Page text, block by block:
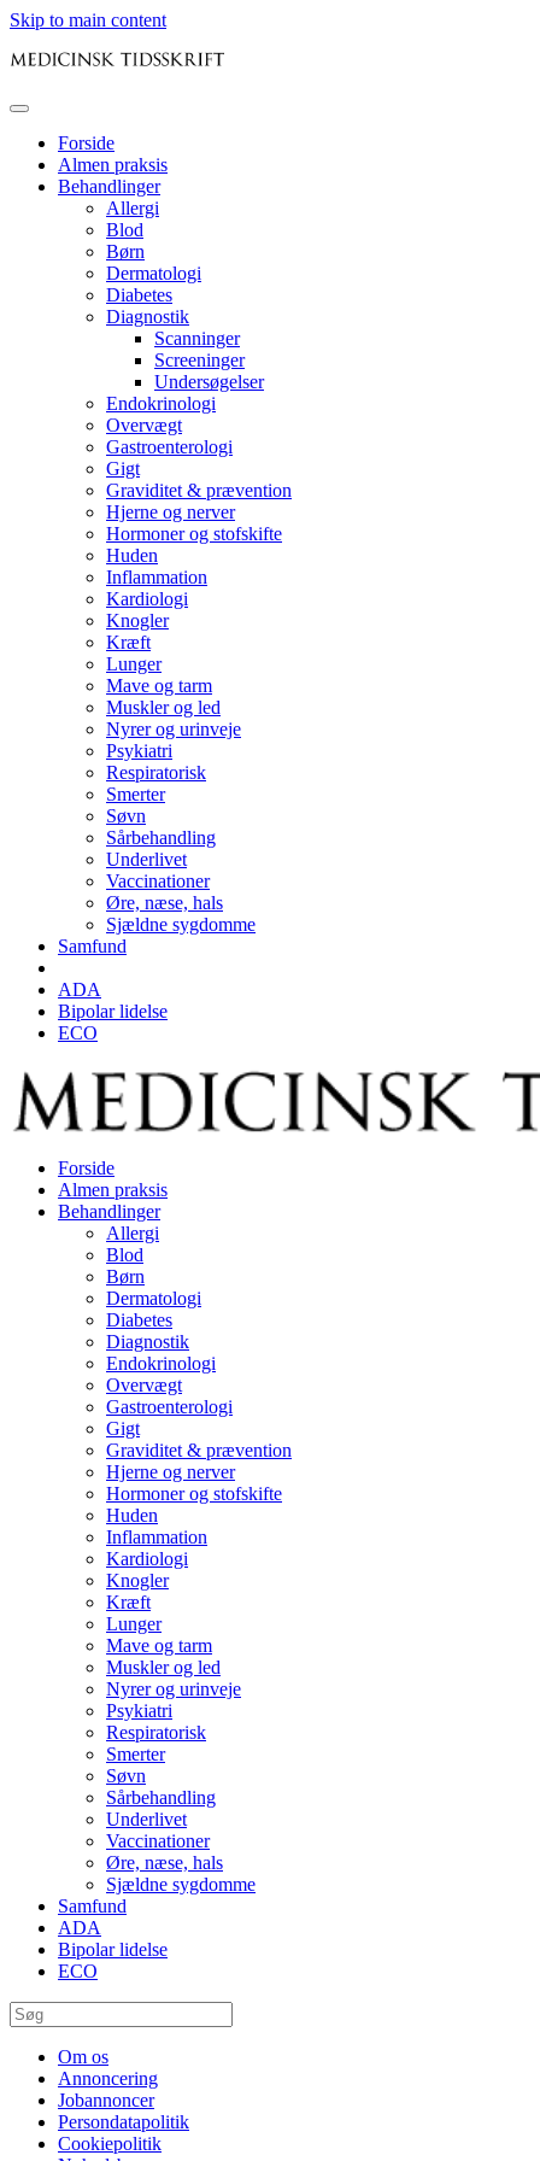
Skip to main content
Forside
Almen praksis
Behandlinger
Allergi
Blod
Børn
Dermatologi
Diabetes
Diagnostik
Scanninger
Screeninger
Undersøgelser
Endokrinologi
Overvægt
Gastroenterologi
Gigt
Graviditet & prævention
Hjerne og nerver
Hormoner og stofskifte
Huden
Inflammation
Kardiologi
Knogler
Kræft
Lunger
Mave og tarm
Muskler og led
Nyrer og urinveje
Psykiatri
Respiratorisk
Smerter
Søvn
Sårbehandling
Underlivet
Vaccinationer
Øre, næse, hals
Sjældne sygdomme
Samfund
ADA
Bipolar lidelse
ECO
Forside
Almen praksis
Behandlinger
Allergi
Blod
Børn
Dermatologi
Diabetes
Diagnostik
Endokrinologi
Overvægt
Gastroenterologi
Gigt
Graviditet & prævention
Hjerne og nerver
Hormoner og stofskifte
Huden
Inflammation
Kardiologi
Knogler
Kræft
Lunger
Mave og tarm
Muskler og led
Nyrer og urinveje
Psykiatri
Respiratorisk
Smerter
Søvn
Sårbehandling
Underlivet
Vaccinationer
Øre, næse, hals
Sjældne sygdomme
Samfund
ADA
Bipolar lidelse
ECO
Om os
Annoncering
Jobannoncer
Persondatapolitik
Cookiepolitik